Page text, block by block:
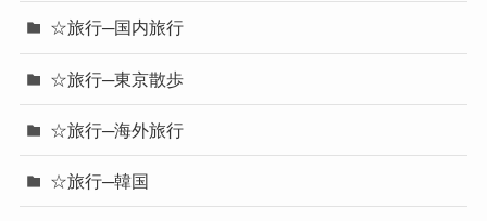
☆旅行─国内旅行
☆旅行─東京散歩
☆旅行─海外旅行
☆旅行─韓国